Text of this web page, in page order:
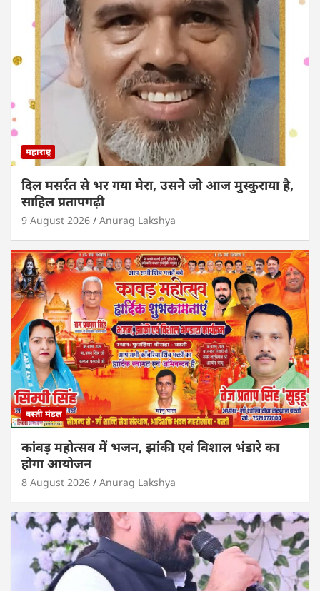
महाराष्ट्र
दिल मसर्रत से भर गया मेरा, उसने जो आज मुस्कुराया है,
साहिल प्रतापगढ़ी
9 August 2026 Anurag Lakshya
बस्ती मंडल
कांवड़ महोत्सव में भजन, झांकी एवं विशाल भंडारे का
होगा आयोजन
8 August 2026 Anurag Lakshya